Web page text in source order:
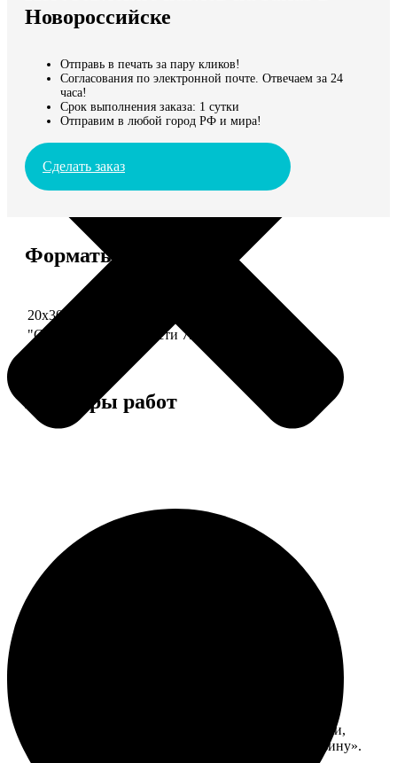
Продолжить без города
Новороссийске
Отправь в печать за пару кликов!
Согласования по электронной почте. Отвечаем за 24
часа!
Срок выполнения заказа: 1 сутки
Отправим в любой город РФ и мира!
Сделать заказ
Форматы и цены
Услуга
20х30 110 частей
"Сердце" 20х20 74 части 790
Примеры работ
Нажмите «Сделать заказ», выберите тип продукции,
загрузите фотографии, нажмите «Добавить в корзину».